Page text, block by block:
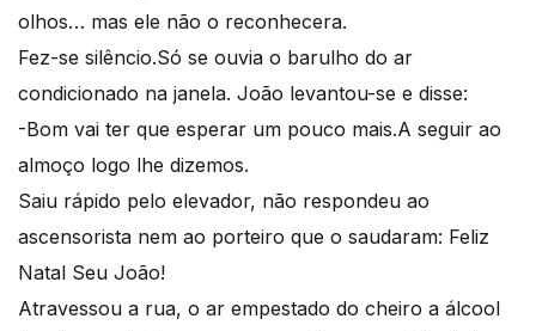
olhos… mas ele não o reconhecera.
Fez-se silêncio.Só se ouvia o barulho do ar
condicionado na janela. João levantou-se e disse:
-Bom vai ter que esperar um pouco mais.A seguir ao
almoço logo lhe dizemos.
Saiu rápido pelo elevador, não respondeu ao
ascensorista nem ao porteiro que o saudaram: Feliz
Natal Seu João!
Atravessou a rua, o ar empestado do cheiro a álcool